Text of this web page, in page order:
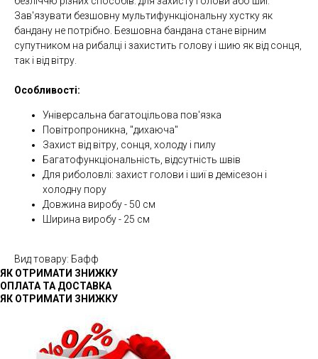
Зав'язувати безшовну мультифункціональну хустку як
бандану не потрібно. Безшовна бандана стане вірним
супутником на рибалці і захистить голову і шию як від сонця,
так і від вітру.
Особливості:
Універсальна багатоцільова пов'язка
Повітропроникна, "дихаюча"
Захист від вітру, сонця, холоду і пилу
Багатофункціональність, відсутність швів
Для риболовлі: захист голови і шиї в демісезон і
холодну пору
Довжина виробу - 50 см
Ширина виробу - 25 см
Вид товару: Бафф
ЯК ОТРИМАТИ ЗНИЖКУ
ОПЛАТА ТА ДОСТАВКА
ЯК ОТРИМАТИ ЗНИЖКУ